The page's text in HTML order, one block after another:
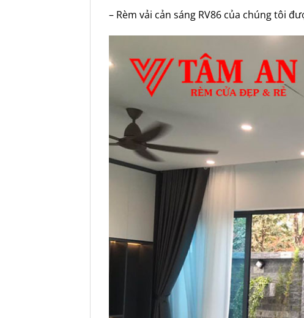
– Rèm vải cản sáng RV86 của chúng tôi